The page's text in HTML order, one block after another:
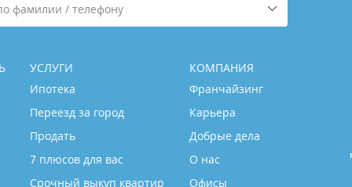
фамилии / телефону
УСЛУГИ
Ипотека
Переезд за город
Продать
7 плюсов для вас
Срочный выкуп квартир
КОМПАНИЯ
Франчайзинг
Карьера
Добрые дела
О нас
Офисы